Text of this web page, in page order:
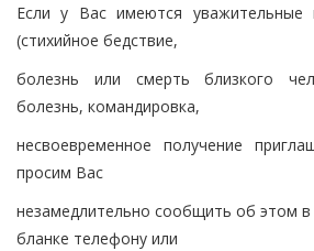
Если у Вас имеются уважительные
(стихийное бедствие,
болезнь или смерть близкого
болезнь, командировка,
несвоевременное получение
просим Вас
незамедлительно сообщить об этом в
бланке телефону или